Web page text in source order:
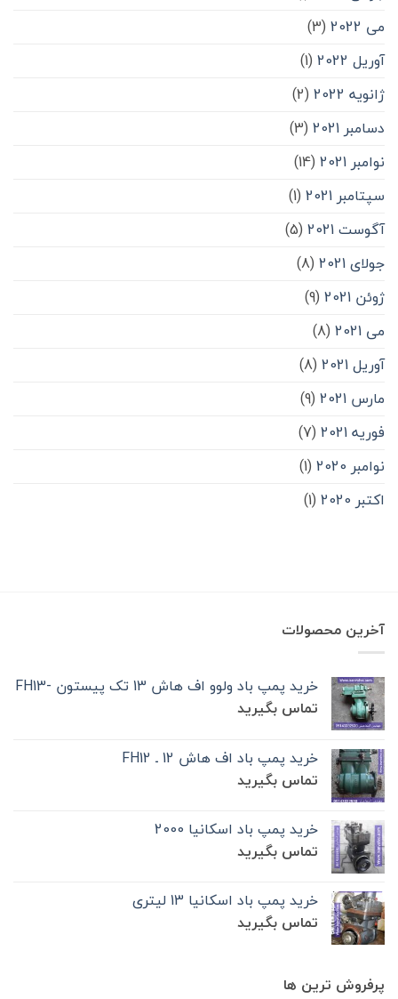
می 2022
(3)
آوریل 2022
(1)
ژانویه 2022
(2)
دسامبر 2021
(3)
نوامبر 2021
(14)
سپتامبر 2021
(1)
آگوست 2021
(5)
جولای 2021
(8)
ژوئن 2021
(9)
می 2021
(8)
آوریل 2021
(8)
مارس 2021
(9)
فوریه 2021
(7)
نوامبر 2020
(1)
اکتبر 2020
(1)
آخرین محصولات
خرید پمپ باد ولوو اف هاش 13 تک‌ پیستون -FH13
تماس بگیرید
خرید پمپ باد اف هاش 12 ـ FH12
تماس بگیرید
خرید پمپ باد اسکانیا 2000
تماس بگیرید
خرید پمپ باد اسکانیا 13 لیتری
تماس بگیرید
پرفروش ترین ها